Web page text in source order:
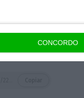
CONCORDO